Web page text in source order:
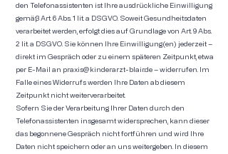
den Telefonassistenten ist Ihre ausdrückliche Einwilligung
gemäß Art. 6 Abs. 1 lit. a DSGVO. Soweit Gesundheitsdaten
verarbeitet werden, erfolgt dies auf Grundlage von Art. 9 Abs.
2 lit. a DSGVO. Sie können Ihre Einwilligung(en) jederzeit –
direkt im Gespräch oder zu einem späteren Zeitpunkt, etwa
per E-Mail an praxis@kinderarzt-blair.de– widerrufen. Im
Falle eines Widerrufs werden Ihre Daten ab diesem
Zeitpunkt nicht weiterverarbeitet.
Sofern Sie der Verarbeitung Ihrer Daten durch den
Telefonassistenten insgesamt widersprechen, kann dieser
das begonnene Gespräch nicht fortführen und wird Ihre
Daten nicht speichern oder an uns weitergeben. In diesem